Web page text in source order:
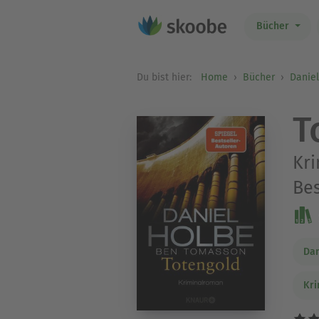
Bücher
Du bist hier: Home Bücher